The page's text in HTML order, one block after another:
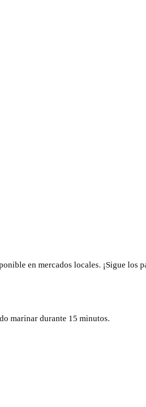
en mercados locales. ¡Sigue los
marinar durante 15 minutos.